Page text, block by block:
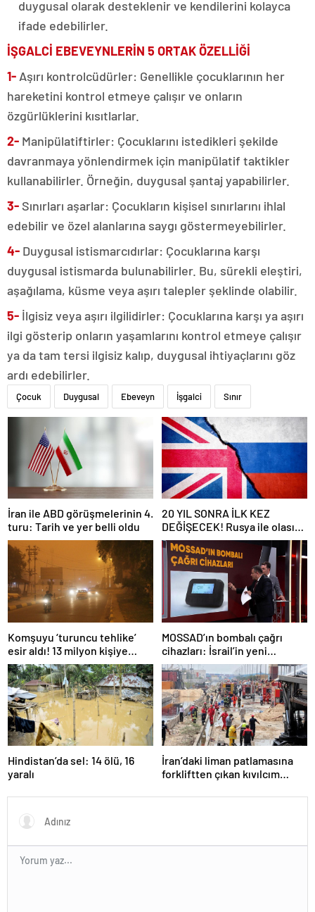
duygusal olarak desteklenir ve kendilerini kolayca
ifade edebilirler.
İŞGALCİ EBEVEYNLERİN 5 ORTAK ÖZELLİĞİ
1- Aşırı kontrolcüdürler: Genellikle çocuklarının her
hareketini kontrol etmeye çalışır ve onların
özgürlüklerini kısıtlarlar.
2- Manipülatiftirler: Çocuklarını istedikleri şekilde
davranmaya yönlendirmek için manipülatif taktikler
kullanabilirler. Örneğin, duygusal şantaj yapabilirler.
3- Sınırları aşarlar: Çocukların kişisel sınırlarını ihlal
edebilir ve özel alanlarına saygı göstermeyebilirler.
4- Duygusal istismarcıdırlar: Çocuklarına karşı
duygusal istismarda bulunabilirler. Bu, sürekli eleştiri,
aşağılama, küsme veya aşırı talepler şeklinde olabilir.
5- İlgisiz veya aşırı ilgilidirler: Çocuklarına karşı ya aşırı
ilgi gösterip onların yaşamlarını kontrol etmeye çalışır
ya da tam tersi ilgisiz kalıp, duygusal ihtiyaçlarını göz
ardı edebilirler.
Çocuk Duygusal Ebeveyn İşgalci Sınır
İran ile ABD görüşmelerinin 4.
turu: Tarih ve yer belli oldu
20 YIL SONRA İLK KEZ
DEĞİŞECEK! Rusya ile olası
savaş… İngiltere’nin gizli
planı güncelleniyor!
Komşuyu ‘turuncu tehlike’
esir aldı! 13 milyon kişiye
“evde kalın” uyarısı…
MOSSAD’ın bombalı çağrı
cihazları: İsrail’in yeni
suikastını MİT önledi
Hindistan’da sel: 14 ölü, 16
yaralı
İran’daki liman patlamasına
forkliftten çıkan kıvılcım